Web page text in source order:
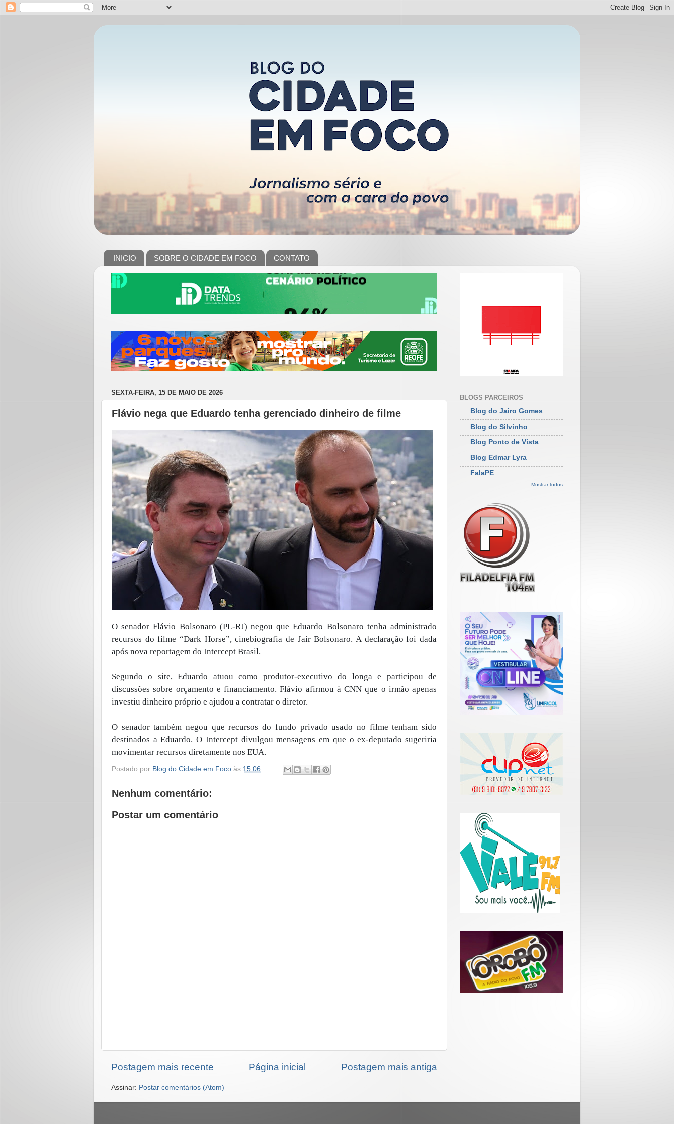
INICIO SOBRE O CIDADE EM FOCO CONTATO
SEXTA-FEIRA, 15 DE MAIO DE 2026
Flávio nega que Eduardo tenha gerenciado dinheiro de filme
O senador Flávio Bolsonaro (PL-RJ) negou que Eduardo Bolsonaro tenha administrado
recursos do filme “Dark Horse”, cinebiografia de Jair Bolsonaro. A declaração foi dada
após nova reportagem do Intercept Brasil.
Segundo o site, Eduardo atuou como produtor-executivo do longa e participou de
discussões sobre orçamento e financiamento. Flávio afirmou à CNN que o irmão apenas
investiu dinheiro próprio e ajudou a contratar o diretor.
O senador também negou que recursos do fundo privado usado no filme tenham sido
destinados a Eduardo. O Intercept divulgou mensagens em que o ex-deputado sugeriria
movimentar recursos diretamente nos EUA.
Postado por Blog do Cidade em Foco às 15:06
Nenhum comentário:
Postar um comentário
Postagem mais recente Postagem mais antiga
Página inicial
Assinar: Postar comentários (Atom)
BLOGS PARCEIROS
Blog do Jairo Gomes
Blog do Silvinho
Blog Ponto de Vista
Blog Edmar Lyra
FalaPE
Mostrar todos